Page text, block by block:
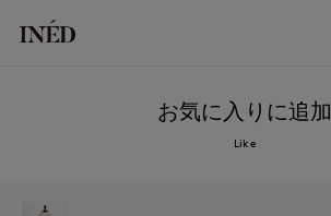
お気に入りに追加
Like